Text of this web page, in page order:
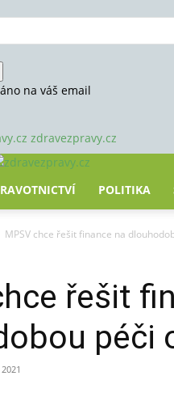
na váš email
zdravezpravy.cz
POLITIKA
MPSV chce řešit finance na
řešit
péči